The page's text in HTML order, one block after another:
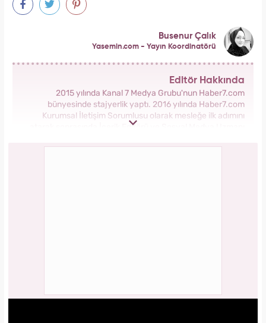
Busenur Çalık
Yasemin.com - Yayın Koordinatörü
Editör Hakkında
2015 yılında Kanal 7 Medya Grubu'nun Haber7.com
bünyesinde stajyerlik yaptı. 2016 yılında Haber7.com
Kurumsal İletişim Sorumlusu olarak mesleğe ilk adımını
atarak sonrasında İçerik Editörü ve Sosyal Medya Uzmanı
Kadın Sitesinde önce Haber Editörü sonrasında Haber Şefi